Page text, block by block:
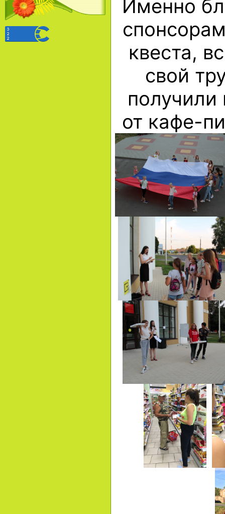
Именно
квеста,
свой
от кафе-